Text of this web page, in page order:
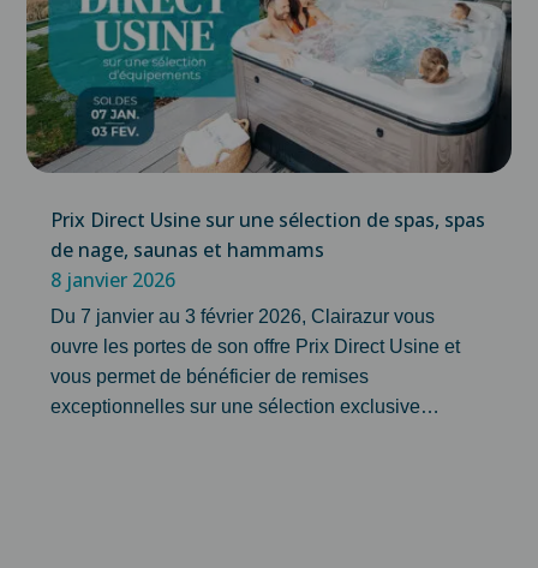
Prix Direct Usine sur une sélection de spas, spas
de nage, saunas et hammams
8 janvier 2026
Du 7 janvier au 3 février 2026, Clairazur vous
ouvre les portes de son offre Prix Direct Usine et
vous permet de bénéficier de remises
exceptionnelles sur une sélection exclusive…